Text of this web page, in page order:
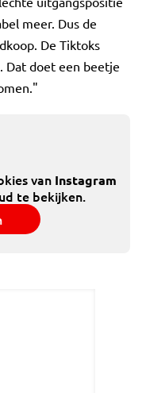
meer. Dus de
De Tiktoks
Dat doet een beetje
van Instagram
te bekijken.